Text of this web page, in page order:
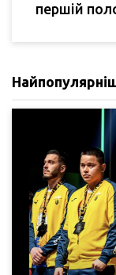
першій